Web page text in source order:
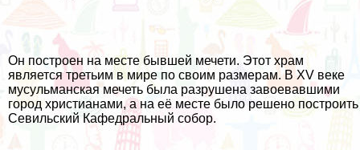
Он построен на месте бывшей мечети. Этот храм
является третьим в мире по своим размерам. В XV веке
мусульманская мечеть была разрушена завоевавшими
город христианами, а на её месте было решено построить
Севильский Кафедральный собор.